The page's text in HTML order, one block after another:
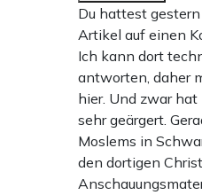
Du hattest
Artikel auf einen
Ich kann dort
antworten, daher
hier. Und zwar
sehr geärgert.
Moslems in
den dortigen